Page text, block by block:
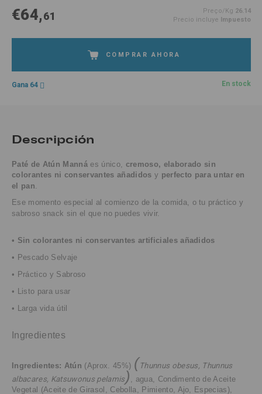
€64,61 Preço/Kg 26.14
Precio incluye
Impuesto
COMPRAR AHORA
Gana 64 En stock
Descripción
Paté de Atún Mannáes único, cremoso, elaborado sin
colorantes ni conservantes añadidos y perfecto para untar en
el pan
Ese momento especial al comienzo de la comida, o tu práctico y
sabroso snack sin el que no puedes vivir.
• Sin colorantes ni conservantes artificiales añadidos
• Pescado Selvaje
• Práctico y Sabroso
• Listo para usar
• Larga vida útil
Ingredientes
Ingredientes: Atún (Aprox. 45%) ( Thunnus obesus, Thunnus
albacares, Katsuwonus pelamis ) , agua, Condimento de Aceite
Vegetal (Aceite de Girasol, Cebolla, Pimiento, Ajo, Especias),